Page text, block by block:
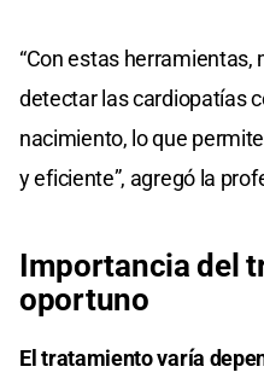
“Con estas
detectar las cardiopatías
nacimiento, lo que
y eficiente”, agregó la
Importancia del
oportuno
El tratamiento varía